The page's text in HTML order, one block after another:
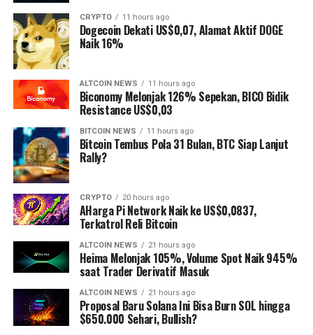
CRYPTO 11 hours ago
Dogecoin Dekati US$0,07, Alamat Aktif DOGE
Naik 16%
ALTCOIN NEWS 11 hours ago
Biconomy Melonjak 126% Sepekan, BICO Bidik
Resistance US$0,03
BITCOIN NEWS 11 hours ago
Bitcoin Tembus Pola 31 Bulan, BTC Siap Lanjut
Rally?
CRYPTO 20 hours ago
AHarga Pi Network Naik ke US$0,0837,
Terkatrol Reli Bitcoin
ALTCOIN NEWS 21 hours ago
Heima Melonjak 105%, Volume Spot Naik 945%
saat Trader Derivatif Masuk
ALTCOIN NEWS 21 hours ago
Proposal Baru Solana Ini Bisa Burn SOL hingga
$650.000 Sehari, Bullish?